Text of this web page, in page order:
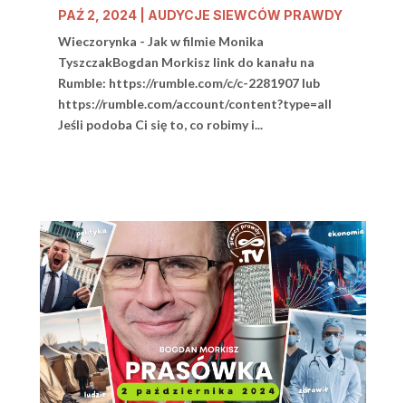
PAŹ 2, 2024| AUDYCJE SIEWCÓW PRAWDY
Wieczorynka - Jak w filmie Monika
TyszczakBogdan Morkisz link do kanału na
Rumble: https://rumble.com/c/c-2281907 lub
https://rumble.com/account/content?type=all
Jeśli podoba Ci się to, co robimy i...